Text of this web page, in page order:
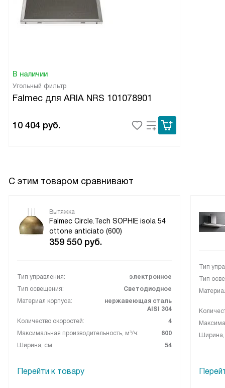
В наличии
Угольный фильтр
Falmec для ARIA NRS 101078901
10 404 руб.
С этим товаром сравнивают
Вытяжка
Falmec Circle.Tech SOPHIE isola 54
ottone anticiato (600)
359 550 руб.
Тип управления:
электронное
Тип освещения:
Светодиодное
Материал корпуса:
нержавеющая сталь
AISI 304
Количество скоростей:
4
Максимальная производительность, м³/ч:
600
Ширина, см:
54
Перейти к товару
Тип
Тип